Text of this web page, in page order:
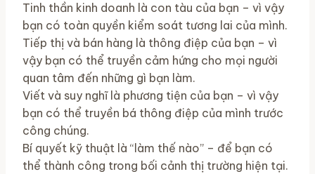
Tinh thần kinh doanh là con tàu của bạn – vì vậy
bạn có toàn quyền kiểm soát tương lai của mình.
Tiếp thị và bán hàng là thông điệp của bạn – vì
vậy bạn có thể truyền cảm hứng cho mọi người
quan tâm đến những gì bạn làm.
Viết và suy nghĩ là phương tiện của bạn – vì vậy
bạn có thể truyền bá thông điệp của mình trước
công chúng.
Bí quyết kỹ thuật là “làm thế nào” – để bạn có
thể thành công trong bối cảnh thị trường hiện tại.